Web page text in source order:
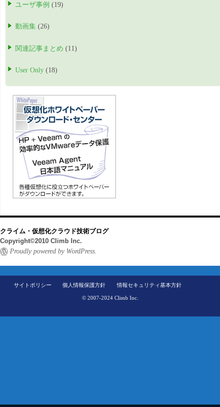
ユーザ事例 (19)
動画集 (26)
関連記事まとめ (11)
User Only (18)
クライム・仮想化クラウド技術ブログ
Copyright©2010 Climb Inc.
Proudly powered by WordPress.
サイトポリシー 個人情報保護方針 情報セキュリティ基本方針
© 2007-2024 Climb Inc.